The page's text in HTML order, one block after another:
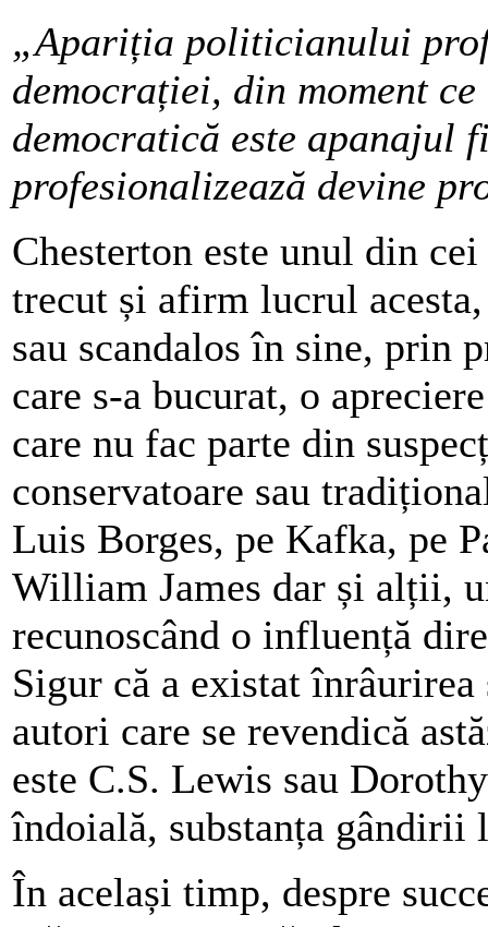
„Apariția politicianului
democrației, din moment
democratică este apanajul
profesionalizează devine
Chesterton este unul din
trecut și afirm lucrul
sau scandalos în sine, prin
care s-a bucurat, o
care nu fac parte din
conservatoare sau
Luis Borges, pe Kafka, pe
William James dar și alții,
recunoscând o influență
Sigur că a existat
autori care se revendică
este C.S. Lewis sau
îndoială, substanța gândirii
În același timp, despre